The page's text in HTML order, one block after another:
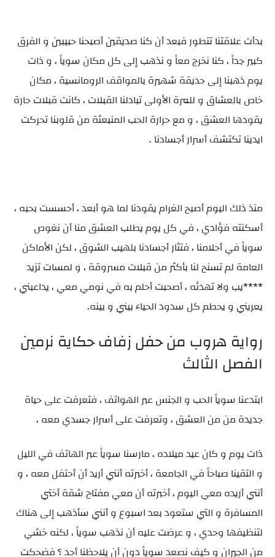
بدأت علاقتنا تتطور فبعد أن كنا صديقين أصبحنا حبيبين و الفرق
كبير جداً ، كنا نخرج معاً و نذهب إلى كل مكان سوياً ، و ذات
يوم ذهبنا إلى حديقة شهيرة بالمواقف الرومانسية ، مكان
خاص بالعشاق و للمرة الأولى تبادلنا القبلات ، كانت قبلات حارة
يقودها العشق ، و مع حرارة الحب المنبعثة من قلوبنا تحركت
ايدينا تكتشف أسرار أجسادنا .
منذ ذلك اليوم أصبح الغرام يقودنا لما هو أبعد ، أحسست بحبه ،
أسكنته فؤادي ، في كل يوم يطلب العشق منا أن نغوص
سوياً في أحلامنا ، فتثار أجسادنا بلهيب الشوق ، لكن الأماكن
العامة لم تسنح لنا بأكثر من قبلات مسروقة ، و لمسات تزيد
****يب ولا تهدئه ، أصحبت أحلم به في نومي معي ، يداعبني ،
يعريني و يحطم كل سدود الحياء بيني و بينه.
رواية هروب من حفل زفاف حكاية نرمين
الفصل الثالث
ابتدعنا سوياً الحب و الجنس عبر الهواتف ، فتعرفت على حياة
جديدة من من العشق ، وتعرفت على أسرار جسدي معه ،
ذات يوم و كان عيد ميلاده ، مارسنا سوياً عبر الهاتف في الليل
و التقينا صباحاً في الجامعة ، أخبرته أنني أريد أن أحتفل معه ، و
أنني أريده معي اليوم ، أخبرته أن معي مفتاح شقة أختي
المسافرة و التي ستعود بعد اسبوع و أنني سأذهب إلى هناك
لتنظيفها وحدي ، و عرضت عليه أن نذهب سوياً ، لكنه خشي
من الجيران و كيف نصعد سوياً دون أن يلاحظنا أحد ؟ فضحكت